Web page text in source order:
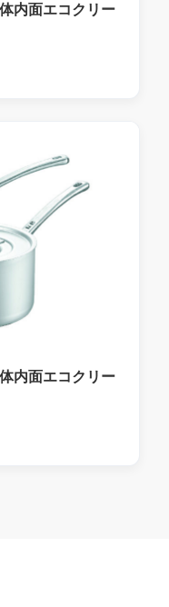
内面エコクリー
内面エコクリー